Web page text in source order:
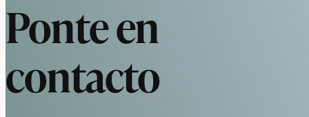
Ponte en
contacto